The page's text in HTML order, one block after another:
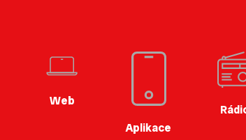
Web
Aplikace